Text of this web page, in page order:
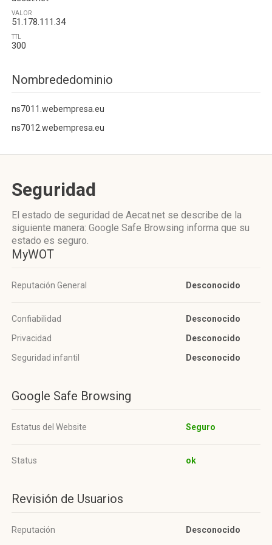
VALOR
51.178.111.34
TTL
300
Nombrededominio
ns7011.webempresa.eu
ns7012.webempresa.eu
Seguridad
El estado de seguridad de Aecat.net se describe de la
siguiente manera: Google Safe Browsing informa que su
estado es seguro.
MyWOT
Reputación General Desconocido
Confiabilidad
Desconocido
Privacidad
Desconocido
Seguridad infantil
Desconocido
Google Safe Browsing
Estatus del Website Seguro
Status ok
Revisión de Usuarios
Reputación Desconocido